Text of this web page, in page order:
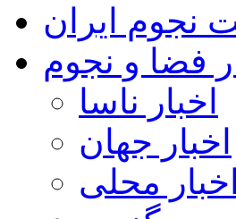
نجوم ایران
فضا و نجوم
اخبار ناسا
اخبار جهان
اخبار محلی